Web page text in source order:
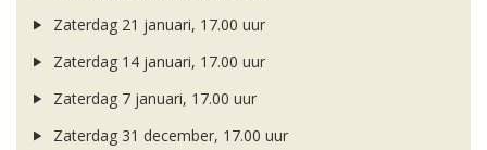
Zaterdag 21 januari, 17.00 uur
Zaterdag 14 januari, 17.00 uur
Zaterdag 7 januari, 17.00 uur
Zaterdag 31 december, 17.00 uur